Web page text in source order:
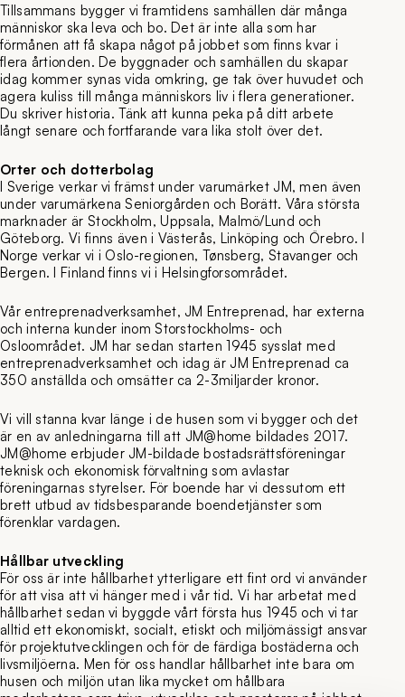
Tillsammans bygger vi framtidens samhällen där många
människor ska leva och bo. Det är inte alla som har
förmånen att få skapa något på jobbet som finns kvar i
flera årtionden. De byggnader och samhällen du skapar
idag kommer synas vida omkring, ge tak över huvudet och
agera kuliss till många människors liv i flera generationer.
Du skriver historia. Tänk att kunna peka på ditt arbete
långt senare och fortfarande vara lika stolt över det.
Orter och dotterbolag
I Sverige verkar vi främst under varumärket JM, men även
under varumärkena Seniorgården och Borätt. Våra största
marknader är Stockholm, Uppsala, Malmö/Lund och
Göteborg. Vi finns även i Västerås, Linköping och Örebro. I
Norge verkar vi i Oslo-regionen, Tønsberg, Stavanger och
Bergen. I Finland finns vi i Helsingforsområdet.
Vår entreprenadverksamhet, JM Entreprenad, har externa
och interna kunder inom Storstockholms- och
Osloområdet. JM har sedan starten 1945 sysslat med
entreprenadverksamhet och idag är JM Entreprenad ca
350 anställda och omsätter ca 2-3miljarder kronor.
Vi vill stanna kvar länge i de husen som vi bygger och det
är en av anledningarna till att JM@home bildades 2017.
JM@home erbjuder JM-bildade bostadsrättsföreningar
teknisk och ekonomisk förvaltning som avlastar
föreningarnas styrelser. För boende har vi dessutom ett
brett utbud av tidsbesparande boendetjänster som
förenklar vardagen.
Hållbar utveckling
För oss är inte hållbarhet ytterligare ett fint ord vi använder
för att visa att vi hänger med i vår tid. Vi har arbetat med
hållbarhet sedan vi byggde vårt första hus 1945 och vi tar
alltid ett ekonomiskt, socialt, etiskt och miljömässigt ansvar
för projektutvecklingen och för de färdiga bostäderna och
livsmiljöerna. Men för oss handlar hållbarhet inte bara om
husen och miljön utan lika mycket om hållbara